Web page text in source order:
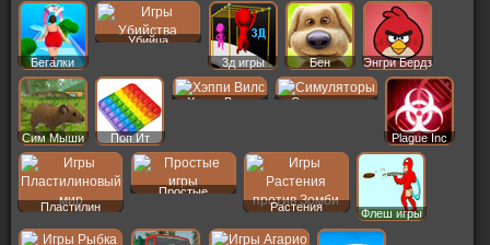
Бегалки
Убийца
3д игры
Бен Энгри Бердз
Сим Мыши Поп Ит
Хэппи Вилс Симуляторы
Plague Inc
Пластилин
Простые
Растения
Флеш игры